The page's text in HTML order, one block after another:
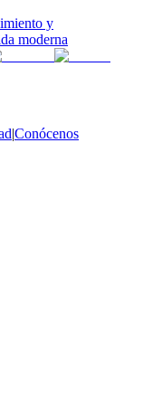
y
moderna
|Conócenos